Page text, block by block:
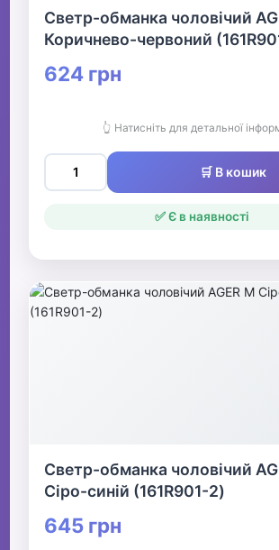
Светр-обманка чоловічий
Коричнево-червоний
624 грн
👆 Натисніть для детальної
🛒 В кошик
✅ Є в наявності
Светр-обманка чоловічий
Сіро-синій (161R901-2)
645 грн